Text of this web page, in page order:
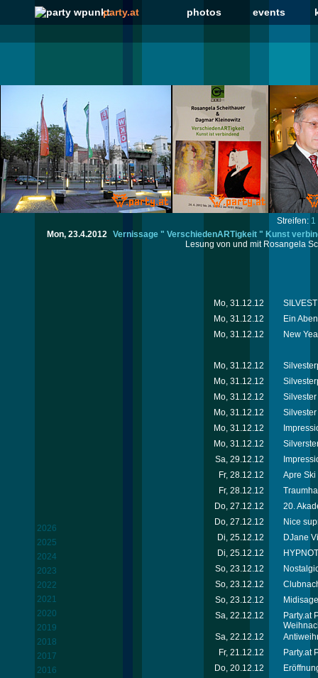
party.at photos events
Streifen: 1
Mon, 23.4.2012 Vernissage " VerschiedenARTigkeit " Kunst
Lesung von und mit Rosangela
2026
2025
2024
2023
2022
2021
2020
2019
2018
2017
2016
Mo, 31.12.12
Mo, 31.12.12
Ein
Mo, 31.12.12
New
Mo, 31.12.12
Mo, 31.12.12
Mo, 31.12.12
Mo, 31.12.12
Mo, 31.12.12
Mo, 31.12.12
Sa, 29.12.12
Fr, 28.12.12
Apre Ski
Fr, 28.12.12
Do, 27.12.12
20.
Do, 27.12.12
Nice
Di, 25.12.12
DJane
Di, 25.12.12
So, 23.12.12
So, 23.12.12
So, 23.12.12
Sa, 22.12.12
Party.at
Sa, 22.12.12
Fr, 21.12.12
Party.at
Do, 20.12.12